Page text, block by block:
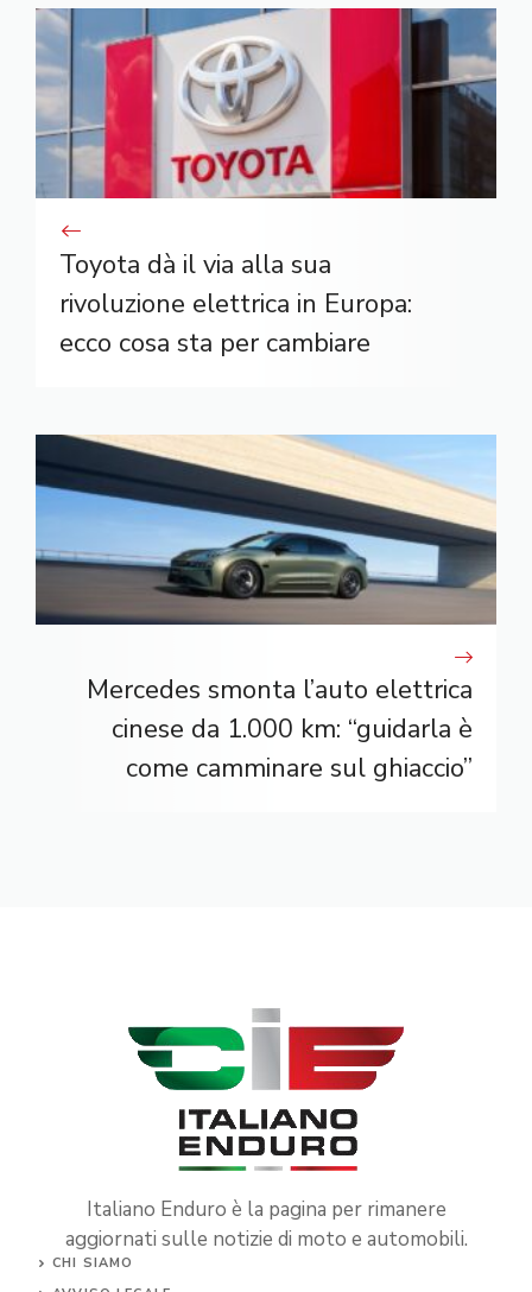
Toyota dà il via alla sua
rivoluzione elettrica in Europa:
ecco cosa sta per cambiare
Mercedes smonta l’auto elettrica
cinese da 1.000 km: “guidarla è
come camminare sul ghiaccio”
Italiano Enduro è la pagina per rimanere
aggiornati sulle notizie di moto e automobili.
CHI SIAMO